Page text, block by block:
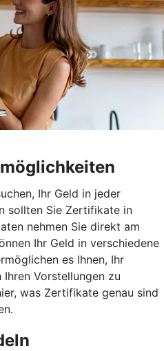
Ihr Geld in jeder
sollten Sie Zertifikate in
nehmen Sie direkt am
Ihr Geld in verschiedene
es Ihnen, Ihr
Vorstellungen zu
was Zertifikate genau sind